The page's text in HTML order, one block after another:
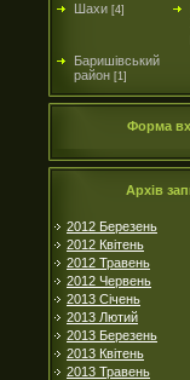
Шахи [4]
Баришівський
район [1]
Форма
Архів
2012 Березень
2012 Квітень
2012 Травень
2012 Червень
2013 Січень
2013 Лютий
2013 Березень
2013 Квітень
2013 Травень